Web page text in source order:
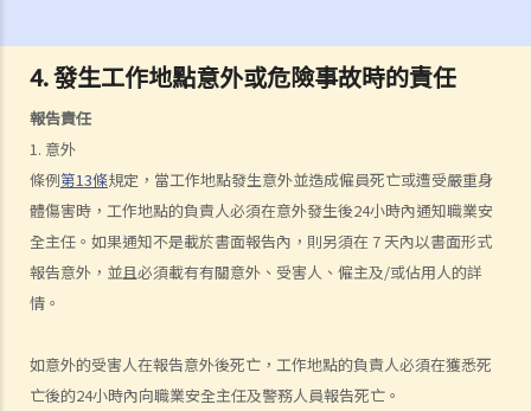
4. 發生工作地點意外或危險事故時的責任
報告責任
1. 意外
條例第13條規定，當工作地點發生意外並造成僱員死亡或遭受嚴重身
體傷害時，工作地點的負責人必須在意外發生後24小時內通知職業安
全主任。如果通知不是載於書面報告內，則另須在 7 天內以書面形式
報告意外，並且必須載有有關意外、受害人、僱主及/或佔用人的詳
情。
如意外的受害人在報告意外後死亡，工作地點的負責人必須在獲悉死
亡後的24小時內向職業安全主任及警務人員報告死亡。
3. 僱主是否可以選擇簽訂一系列較短且間斷的僱傭合同，以避免向僱員
提供法定福利和權益？
3. 如何分辨「僱傭合約」以及「獨立承包商（或自僱人士）之服務合
約」？
4. 我接受了一份新聘約，並知道將於某日上班；而另一方面，我亦已給
予現職僱主一個月通知以辭去現有工作。在新工上任的一個星期前，我
收到新公司的電郵，表示暫時不能聘用我，其理由是需要引入新投資
失業人士。我可否向給予新聘約的公司採取法律行動或尋求補救方法？
5. 資料及紀錄